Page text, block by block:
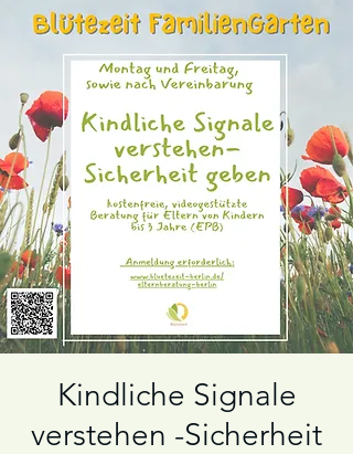
Kindliche Signale
verstehen -Sicherheit